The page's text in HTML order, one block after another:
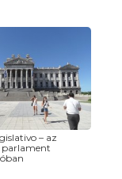
– az